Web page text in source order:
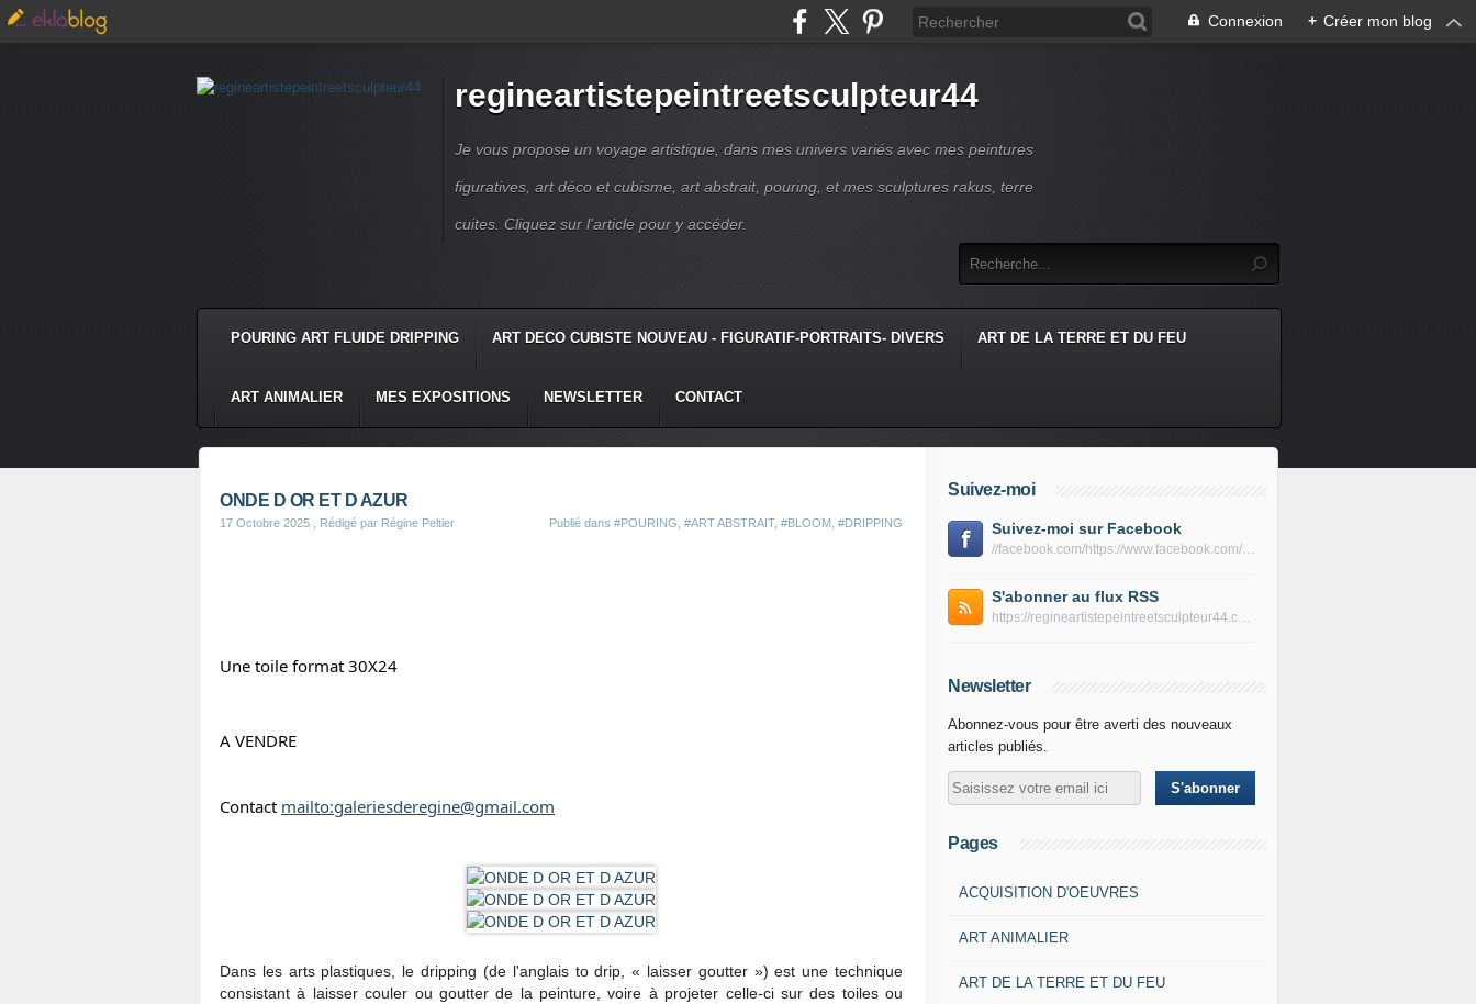
Connexion + Créer mon blog
regineartistepeintreetsculpteur44
Je vous propose un voyage artistique, dans mes univers variés avec mes peintures
figuratives, art déco et cubisme, art abstrait, pouring, et mes sculptures rakus, terre
cuites. Cliquez sur l'article pour y accéder.
POURING ART FLUIDE DRIPPING ART DECO CUBISTE NOUVEAU - FIGURATIF-PORTRAITS- DIVERS ART DE LA TERRE ET DU FEU
ART ANIMALIER MES EXPOSITIONS NEWSLETTER CONTACT
ONDE D OR ET D AZUR
17 Octobre 2025 , Rédigé par Régine Peltier Publié dans #POURING #ART ABSTRAIT, #BLOOM #DRIPPING
Une toile format 30X24
A VENDRE
Contact mailto:galeriesderegine@gmail.com
Dans les arts plastiques, le dripping (de l'anglais to drip, « laisser goutter ») est une technique
consistant à laisser couler ou goutter de la peinture, voire à projeter celle-ci sur des toiles ou
Suivez-moi
Suivez-moi sur Facebook
//facebook.com/https://www.facebook.com/peltierregine
S'abonner au flux RSS
https://regineartistepeintreetsculpteur44.com/rss
Newsletter
Abonnez-vous pour être averti des nouveaux
articles publiés.
Pages
ACQUISITION D'OEUVRES
ART ANIMALIER
ART DE LA TERRE ET DU FEU